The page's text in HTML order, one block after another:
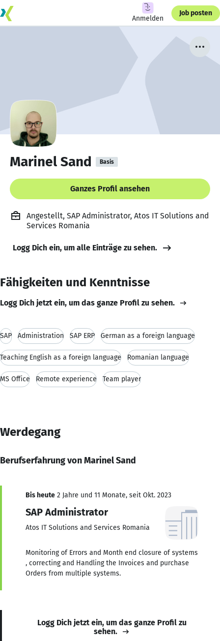
Anmelden
Job posten
Marinel Sand Basis
Ganzes Profil ansehen
Angestellt, SAP Administrator, Atos IT Solutions and
Services Romania
Logg Dich ein, um alle Einträge zu sehen.
Fähigkeiten und Kenntnisse
Logg Dich jetzt ein, um das ganze Profil zu sehen.
SAP Administration SAP ERP German as a foreign language
Teaching English as a foreign language Romanian language
MS Office Remote experience Team player
Werdegang
Berufserfahrung von Marinel Sand
Bis heute 2 Jahre und 11 Monate, seit Okt. 2023
SAP Administrator
Atos IT Solutions and Services Romania
Monitoring of Errors and Month end closure of systems
, correcting and Handling the Invoices and purchase
Orders from multiple systems.
Logg Dich jetzt ein, um das ganze Profil zu
sehen.